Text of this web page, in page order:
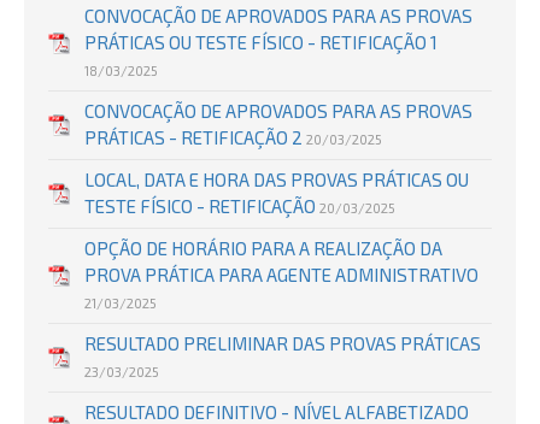
CONVOCAÇÃO DE APROVADOS PARA AS PROVAS
PRÁTICAS OU TESTE FÍSICO - RETIFICAÇÃO 1
18/03/2025
CONVOCAÇÃO DE APROVADOS PARA AS PROVAS
PRÁTICAS - RETIFICAÇÃO 2 20/03/2025
LOCAL, DATA E HORA DAS PROVAS PRÁTICAS OU
TESTE FÍSICO - RETIFICAÇÃO 20/03/2025
OPÇÃO DE HORÁRIO PARA A REALIZAÇÃO DA
PROVA PRÁTICA PARA AGENTE ADMINISTRATIVO
21/03/2025
RESULTADO PRELIMINAR DAS PROVAS PRÁTICAS
23/03/2025
RESULTADO DEFINITIVO - NÍVEL ALFABETIZADO